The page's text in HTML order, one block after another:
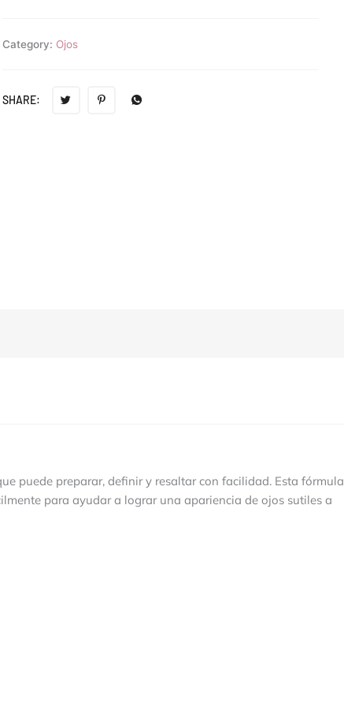
Category: Ojos
SHARE:
puede preparar, definir y resaltar con facilidad. Esta fórmula
para ayudar a lograr una apariencia de ojos sutiles a